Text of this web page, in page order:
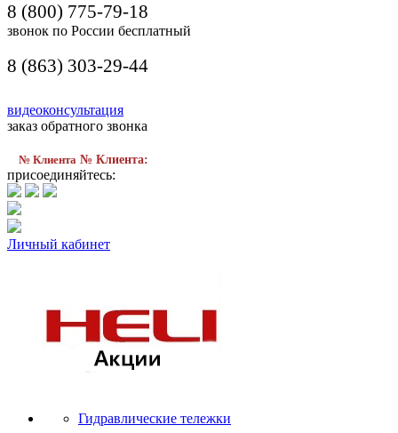
8 (800) 775-79-18
звонок по России бесплатный
8 (863) 303-29-44
видеоконсультация
заказ обратного звонка
№ Клиента № Клиента:
присоединяйтесь:
Личный кабинет
Гидравлические тележки